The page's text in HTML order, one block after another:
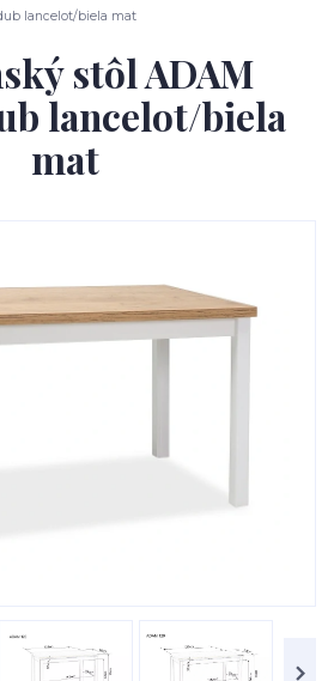
lancelot/biela mat
stôl ADAM
lancelot/biela
mat